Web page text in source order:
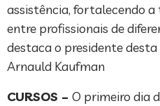
assistência, fortalecendo a
entre profissionais de
destaca o presidente desta
Arnauld Kaufman
CURSOS – O primeiro dia